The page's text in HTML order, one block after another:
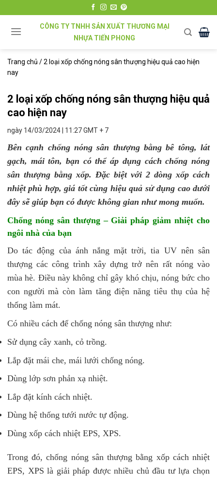
đến
CÔNG TY TNHH SẢN XUẤT THƯƠNG MẠI
NHỰA TIẾN PHONG
Trang chủ /2 loại xốp chống nóng sân thượng hiệu quả cao hiện
nay
2 loại xốp chống nóng sân thượng hiệu quả
cao hiện nay
ngày 14/03/2024 | 11:27 GMT + 7
Bên cạnh chống nóng sân thượng bằng bê tông, lát
gạch, mái tôn, bạn có thể áp dụng cách chống nóng
sân thượng bằng xốp. Đặc biệt với 2 dòng xốp cách
nhiệt phù hợp, giá tốt cùng hiệu quả sử dụng cao dưới
đây sẽ giúp bạn có được không gian như mong muốn.
Chống nóng sân thượng – Giải pháp giảm nhiệt cho
ngôi nhà của bạn
Do tác động của ánh nắng mặt trời, tia UV nên sân
thượng các công trình xây dựng trở nên rất nóng vào
mùa hè. Điều này không chỉ gây khó chịu, nóng bức cho
con người mà còn làm tăng điện năng tiêu thụ của hệ
thống làm mát.
Có nhiều cách để chống nóng sân thượng như:
Sử dụng cây xanh, cỏ trồng.
Lắp đặt mái che, mái lưới chống nóng.
Dùng lớp sơn phản xạ nhiệt.
Lắp đặt kính cách nhiệt.
Dùng hệ thống tưới nước tự động.
Dùng xốp cách nhiệt EPS, XPS.
Trong đó, chống nóng sân thượng bằng xốp cách nhiệt
EPS, XPS là giải pháp được nhiều chủ đầu tư lựa chọn